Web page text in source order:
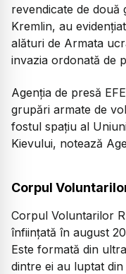
revendicate de două
Kremlin, au
alături de Armata
invazia ordonată de
Agenția de presă
grupări armate de
fostul spațiu al
Kievului, notează
Corpul
Corpul Voluntarilor
înființată în august
Este formată din
dintre ei au luptat